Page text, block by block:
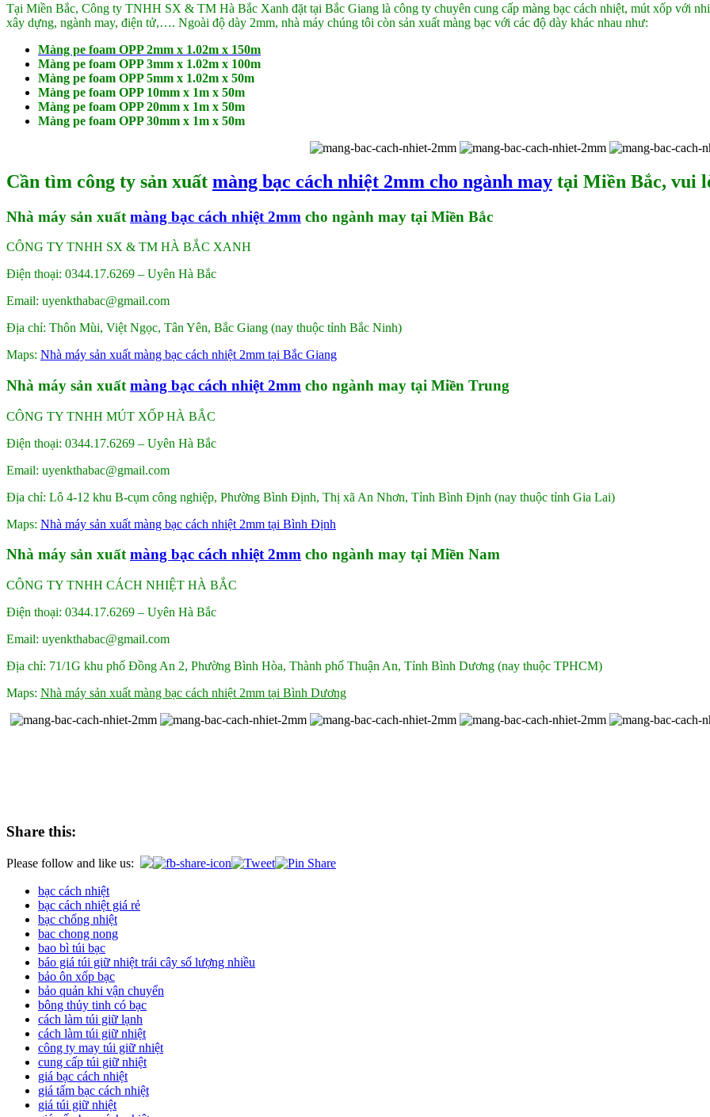
Tại Miền Bắc, Công ty TNHH SX & TM Hà Bắc Xanh đặt tại Bắc Giang là công ty chuyên cung cấp màng bạc cách nhiệt, mút xốp với
xây dựng, ngành may, điện tử,…. Ngoài độ dày 2mm, nhà máy chúng tôi còn sản xuất màng bạc với các độ dày khác nhau như:
Màng pe foam OPP 2mm x 1.02m x 150m
Màng pe foam OPP 3mm x 1.02m x 100m
Màng pe foam OPP 5mm x 1.02m x 50m
Màng pe foam OPP 10mm x 1m x 50m
Màng pe foam OPP 20mm x 1m x 50m
Màng pe foam OPP 30mm x 1m x 50m
Cần tìm công ty sản xuất màng bạc cách nhiệt 2mm cho ngành may tại Miền Bắc, vui
Nhà máy sản xuất màng bạc cách nhiệt 2mm cho ngành may tại Miền Bắc
CÔNG TY TNHH SX & TM HÀ BẮC XANH
Điện thoại: 0344.17.6269 – Uyên Hà Bắc
Email: uyenkthabac@gmail.com
Địa chỉ: Thôn Mùi, Việt Ngọc, Tân Yên, Bắc Giang (nay thuộc tỉnh Bắc Ninh)
Maps: Nhà máy sản xuất màng bạc cách nhiệt 2mm tại Bắc Giang
Nhà máy sản xuất màng bạc cách nhiệt 2mm cho ngành may tại Miền Trung
CÔNG TY TNHH MÚT XỐP HÀ BẮC
Điện thoại: 0344.17.6269 – Uyên Hà Bắc
Email: uyenkthabac@gmail.com
Địa chỉ: Lô 4-12 khu B-cụm công nghiệp, Phường Bình Định, Thị xã An Nhơn, Tỉnh Bình Định (nay thuộc tỉnh Gia Lai)
Maps: Nhà máy sản xuất màng bạc cách nhiệt 2mm tại Bình Định
Nhà máy sản xuấtmàng bạc cách nhiệt 2mm cho ngành may tại Miền Nam
CÔNG TY TNHH CÁCH NHIỆT HÀ BẮC
Điện thoại: 0344.17.6269 – Uyên Hà Bắc
Email: uyenkthabac@gmail.com
Địa chỉ: 71/1G khu phố Đồng An 2, Phường Bình Hòa, Thành phố Thuận An, Tỉnh Bình Dương (nay thuộc TPHCM)
Maps: Nhà máy sản xuất màng bạc cách nhiệt 2mm tại Bình Dương
Share this:
Please follow and like us:
bạc cách nhiệt
bạc cách nhiệt giá rẻ
bạc chống nhiệt
bac chong nong
bao bì túi bạc
báo giá túi giữ nhiệt trái cây số lượng nhiều
bảo ôn xốp bạc
bảo quản khi vận chuyển
bông thủy tinh có bạc
cách làm túi giữ lạnh
cách làm túi giữ nhiệt
công ty may túi giữ nhiệt
cung cấp túi giữ nhiệt
giá bạc cách nhiệt
giá tấm bạc cách nhiệt
giá túi giữ nhiệt